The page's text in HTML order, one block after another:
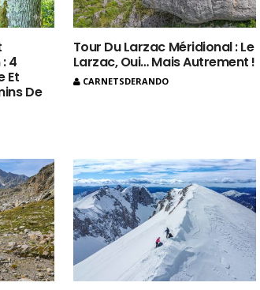
4
Et
De
Tour Du Larzac Méridional : Le
Larzac, Oui… Mais Autrement !
CARNETSDERANDO